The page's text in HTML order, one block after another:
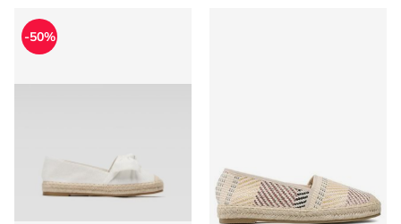
DeeZee - Espadryle damskie na wiosnę
-50%